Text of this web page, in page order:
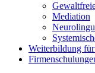
Mediation
Weiterbildung